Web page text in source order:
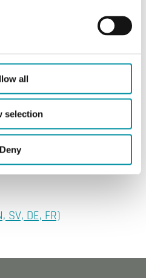
all
selection
Deny
SV, DE, FR)